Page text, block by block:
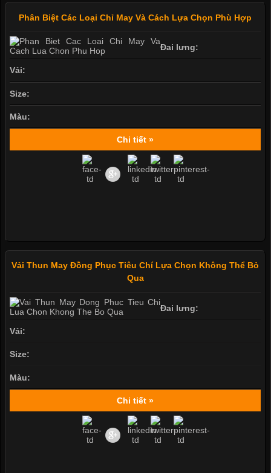
Phân Biệt Các Loại Chỉ May Và Cách Lựa Chọn Phù Hợp
Đai lưng:
Vải:
Size:
Màu:
Chi tiết »
Vải Thun May Đồng Phục Tiêu Chí Lựa Chọn Không Thể Bỏ
Qua
Đai lưng:
Vải:
Size:
Màu:
Chi tiết »